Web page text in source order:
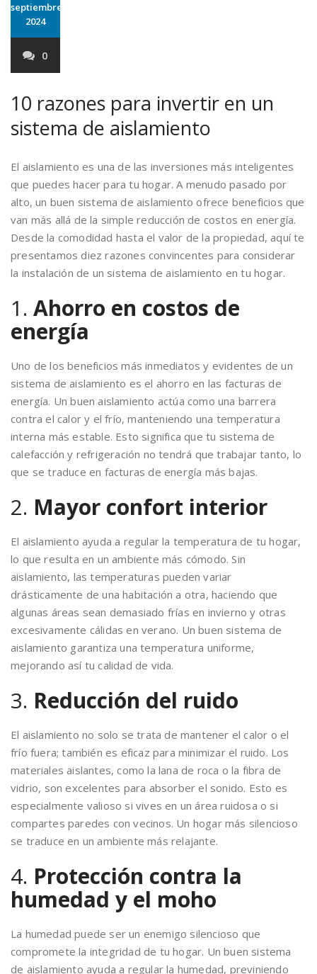
septiembre
2024
0
10 razones para invertir en un
sistema de aislamiento
El aislamiento es una de las inversiones más inteligentes
que puedes hacer para tu hogar. A menudo pasado por
alto, un buen sistema de aislamiento ofrece beneficios que
van más allá de la simple reducción de costos en energía.
Desde la comodidad hasta el valor de la propiedad, aquí te
presentamos diez razones convincentes para considerar
la instalación de un sistema de aislamiento en tu hogar.
1. Ahorro en costos de
energía
Uno de los beneficios más inmediatos y evidentes de un
sistema de aislamiento es el ahorro en las facturas de
energía. Un buen aislamiento actúa como una barrera
contra el calor y el frío, manteniendo una temperatura
interna más estable. Esto significa que tu sistema de
calefacción y refrigeración no tendrá que trabajar tanto, lo
que se traduce en facturas de energía más bajas.
2. Mayor confort interior
El aislamiento ayuda a regular la temperatura de tu hogar,
lo que resulta en un ambiente más cómodo. Sin
aislamiento, las temperaturas pueden variar
drásticamente de una habitación a otra, haciendo que
algunas áreas sean demasiado frías en invierno y otras
excesivamente cálidas en verano. Un buen sistema de
aislamiento garantiza una temperatura uniforme,
mejorando así tu calidad de vida.
3. Reducción del ruido
El aislamiento no solo se trata de mantener el calor o el
frío fuera; también es eficaz para minimizar el ruido. Los
materiales aislantes, como la lana de roca o la fibra de
vidrio, son excelentes para absorber el sonido. Esto es
especialmente valioso si vives en un área ruidosa o si
compartes paredes con vecinos. Un hogar más silencioso
se traduce en un ambiente más relajante.
4. Protección contra la
humedad y el moho
La humedad puede ser un enemigo silencioso que
compromete la integridad de tu hogar. Un buen sistema
de aislamiento ayuda a regular la humedad, previniendo